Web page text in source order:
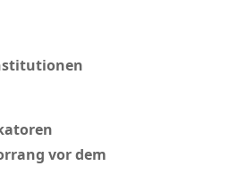
vor dem